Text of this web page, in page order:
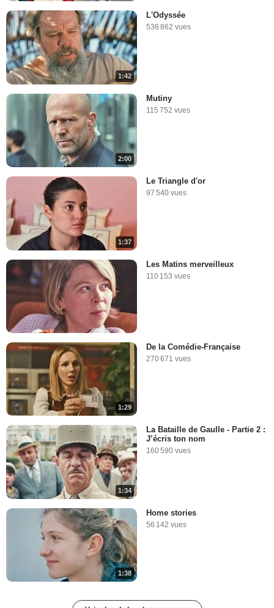
1:42
L'Odyssée
536 862 vues
2:00
Mutiny
115 752 vues
1:37
Le Triangle d'or
97 540 vues
Les Matins merveilleux
110 153 vues
1:29
De la Comédie-Française
270 671 vues
1:34
La Bataille de Gaulle - Partie 2 :
J’écris ton nom
160 590 vues
1:38
Home stories
56 142 vues